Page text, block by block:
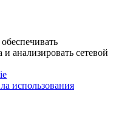
анализировать сетевой
использования